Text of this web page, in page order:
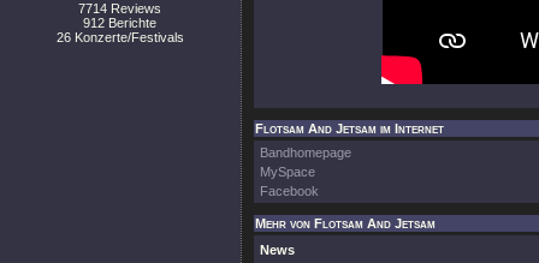
7714 Reviews
912 Berichte
26 Konzerte/Festivals
Flotsam And Jetsam im Internet
Bandhomepage
MySpace
Facebook
Mehr von Flotsam And Jetsam
News